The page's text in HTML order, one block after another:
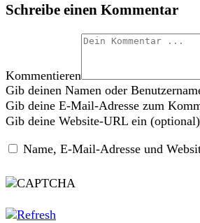
Schreibe einen Kommentar
Kommentieren
Gib deinen Namen oder
Gib deine E-Mail-Adresse zum
Gib deine Website-URL ein (optional)
Name, E-Mail-Adresse und